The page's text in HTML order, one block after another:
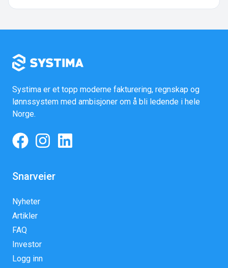
Systima er et topp moderne fakturering, regnskap og
lønnssystem med ambisjoner om å bli ledende i hele
Norge.
Snarveier
Nyheter
Artikler
FAQ
Investor
Logg inn